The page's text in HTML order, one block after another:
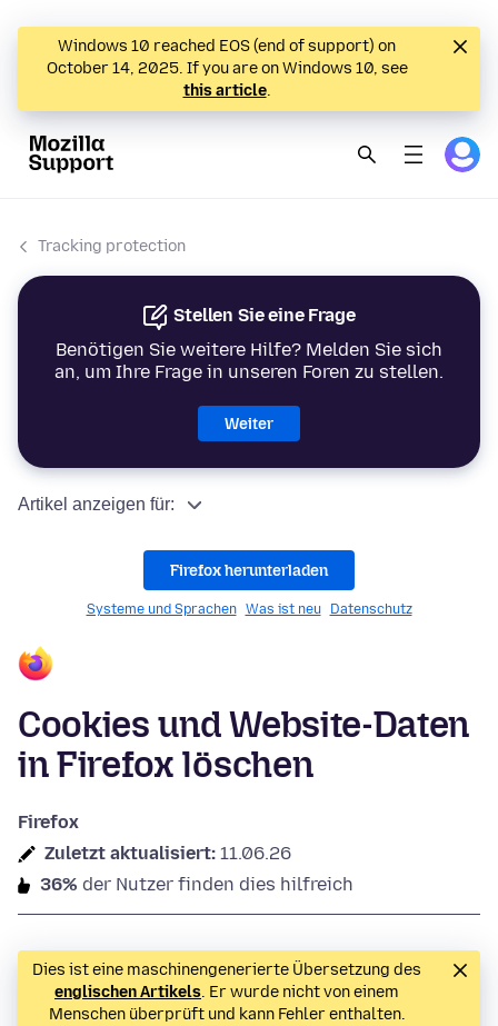
Windows 10 reached EOS (end of support) on
October 14, 2025. If you are on Windows 10, see
this article.
Tracking protection
Stellen Sie eine Frage
Benötigen Sie weitere Hilfe? Melden Sie sich
an, um Ihre Frage in unseren Foren zu stellen.
Weiter
Artikel anzeigen für:
Firefox herunterladen
Systeme und Sprachen Was ist neu Datenschutz
Cookies und Website-Daten
in Firefox löschen
Firefox
Zuletzt aktualisiert: 11.06.26
36% der Nutzer finden dies hilfreich
Dies ist eine maschinengenerierte Übersetzung des
englischen Artikels. Er wurde nicht von einem
Menschen überprüft und kann Fehler enthalten.